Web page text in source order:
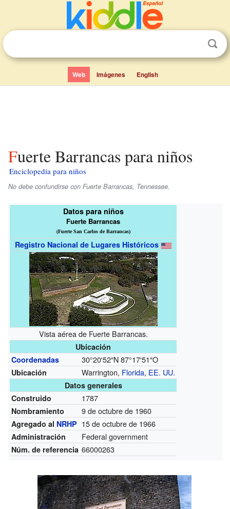
Web Imágenes English
Fuerte Barrancas para niños
Enciclopedia para niños
No debe confundirse con Fuerte Barrancas, Tennessee.
Datos para niños
Fuerte Barrancas
(Fuerte San Carlos de Barrancas)
Registro Nacional de Lugares Históricos
Vista aérea de Fuerte Barrancas.
Ubicación
Coordenadas
30°20′52″N87°17′51″O
Ubicación Warrington, Florida, EE. UU.
Datos generales
Construido
1787
Nombramiento 9 de octubre de 1960
Agregado al NRHP 15 de octubre de 1966
Administración Federal government
Núm. de referencia 66000263